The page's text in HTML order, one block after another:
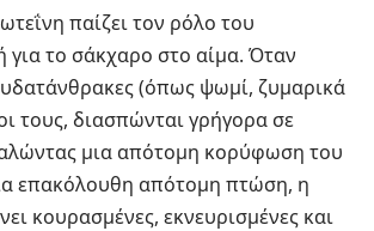
παίζει τον ρόλο του
για το σάκχαρο στο αίμα. Όταν
(όπως ψωμί, ζυμαρικά
τους, διασπώνται γρήγορα σε
μια απότομη κορύφωση του
επακόλουθη απότομη πτώση, η
κουρασμένες, εκνευρισμένες και